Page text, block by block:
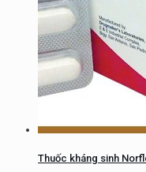
Thuốc kháng sinh